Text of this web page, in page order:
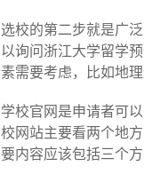
选校的第二步就是广
以询问浙江大学留学
素需要考虑，比如地
学校官网是申请者可
校网站主要看两个地
要内容应该包括三个方